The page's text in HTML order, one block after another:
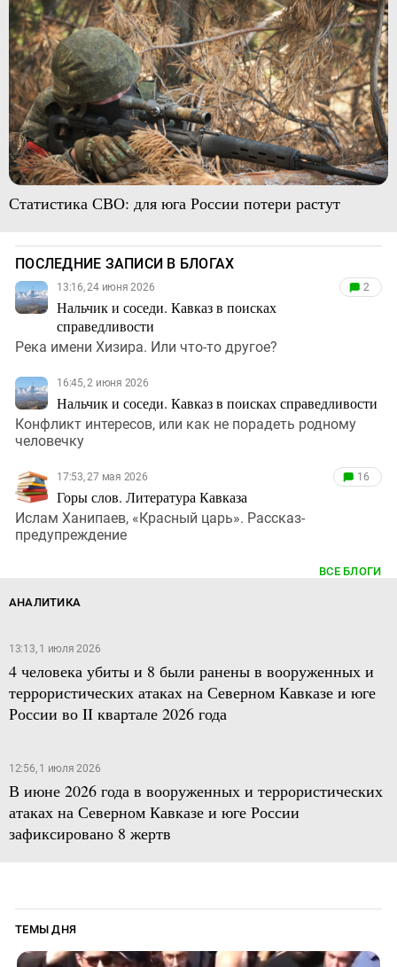
Статистика СВО: для юга России потери растут
ПОСЛЕДНИЕ ЗАПИСИ В БЛОГАХ
13:16, 24 июня 2026
Нальчик и соседи. Кавказ в поисках
справедливости
2
Река имени Хизира. Или что-то другое?
16:45, 2 июня 2026
Нальчик и соседи. Кавказ в поисках справедливости
Конфликт интересов, или как не порадеть родному
человечку
17:53, 27 мая 2026
Горы слов. Литература Кавказа
16
Ислам Ханипаев, «Красный царь». Рассказ-
предупреждение
ВСЕ БЛОГИ
АНАЛИТИКА
13:13, 1 июля 2026
4 человека убиты и 8 были ранены в вооруженных и
террористических атаках на Северном Кавказе и юге
России во II квартале 2026 года
12:56, 1 июля 2026
В июне 2026 года в вооруженных и террористических
атаках на Северном Кавказе и юге России
зафиксировано 8 жертв
ТЕМЫ ДНЯ